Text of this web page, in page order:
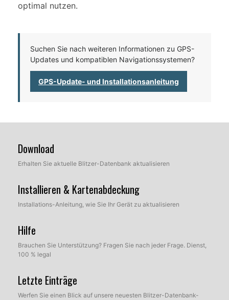
optimal nutzen.
Suchen Sie nach weiteren Informationen zu GPS-
Updates und kompatiblen Navigationssystemen?
GPS-Update- und Installationsanleitung
Download
Erhalten Sie aktuelle Blitzer-Datenbank aktualisieren
Installieren & Kartenabdeckung
Installations-Anleitung, wie Sie Ihr Gerät zu aktualisieren
Hilfe
Brauchen Sie Unterstützung? Fragen Sie nach jeder Frage. Dienst,
100 % legal
Letzte Einträge
Werfen Sie einen Blick auf unsere neuesten Blitzer-Datenbank-